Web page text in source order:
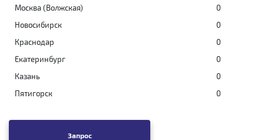
Москва (Волжская)
0
Новосибирск
0
Краснодар
0
Екатеринбург
0
Казань
0
Пятигорск
0
Запрос